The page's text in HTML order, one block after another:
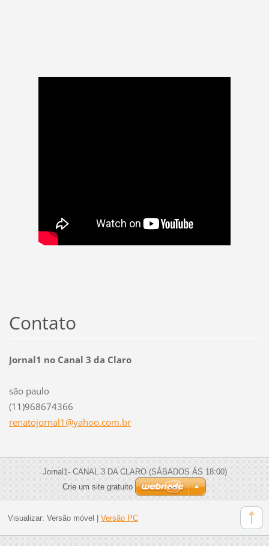
Contato
Jornal1 no Canal 3 da Claro
são paulo
(11)968674366
renatojornal1@yahoo.com.br
Jornal1- CANAL 3 DA CLARO (SÁBADOS ÁS 18:00)
Crie um site gratuito
Visualizar: Versão móvel Versão PC